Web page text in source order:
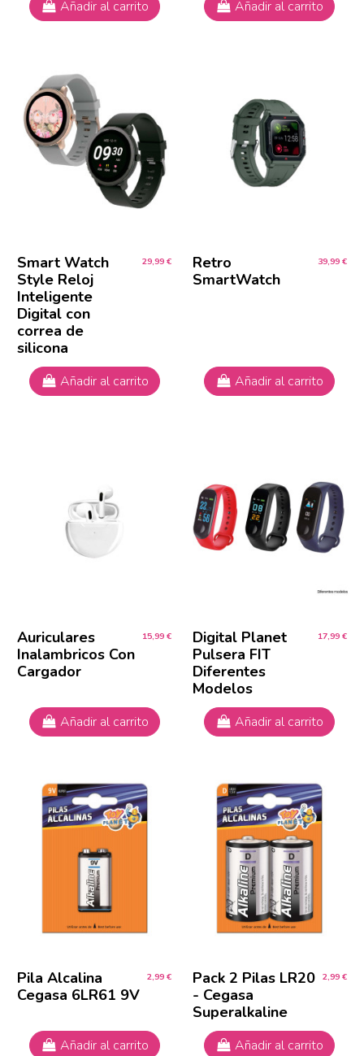
Añadir al carrito Añadir al carrito
Smart Watch
Style Reloj
Inteligente
Digital con
correa de
silicona
29,99 €
Añadir al carrito
Retro
SmartWatch
39,99 €
Añadir al carrito
Auriculares
Inalambricos Con
Cargador
15,99 €
Añadir al carrito
Digital Planet
Pulsera FIT
Diferentes
Modelos
17,99 €
Añadir al carrito
Pila Alcalina
Cegasa 6LR61 9V
2,99 €
Añadir al carrito
Pack 2 Pilas LR20
- Cegasa
Superalkaline
2,99 €
Añadir al carrito